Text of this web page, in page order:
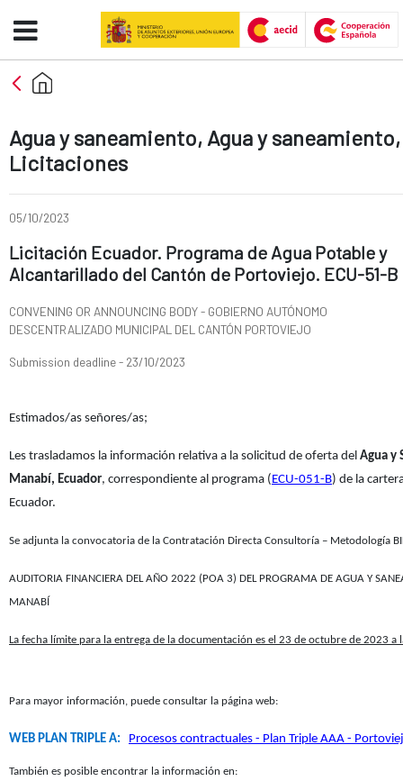
Skip to Main Content
Licitación Ecuador. Programa
Ad section:
Agua y saneamiento, Agua y saneamiento,
Licitaciones
Date of publication of the news item
05/10/2023
Title of the announcement:
Licitación Ecuador. Programa de Agua Potable y
Alcantarillado del Cantón de Portoviejo. ECU-51-B
CONVENING OR ANNOUNCING BODY - GOBIERNO AUTÓNOMO
DESCENTRALIZADO MUNICIPAL DEL CANTÓN PORTOVIEJO
Submission deadline - 23/10/2023
​Estimados/as señores/as;
Les trasladamos la información relativa a la solicitud de oferta del Agua y
Manabí, Ecuador, correspondiente al programa (ECU-051-B) de la
Ecuador.
Se adjunta la convocatoria de la Contratación Directa Consultoría – Metodología
AUDITORIA FINANCIERA DEL AÑO 2022 (POA 3) DEL PROGRAMA DE AGUA Y
MANABÍ
La fecha límite para la entrega de la documentación es el 23 de octubre de 2023 a
Para mayor información, puede consultar la página web:
WEB PLAN TRIPLE A: Procesos contractuales - Plan Triple AAA -
También es posible encontrar la información en: